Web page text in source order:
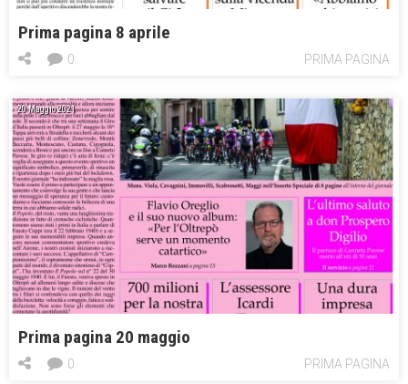
Prima pagina 8 aprile
PRIMA PAGINA
0
20 Maggio 2021
Prima pagina 20 maggio
PRIMA PAGINA
0